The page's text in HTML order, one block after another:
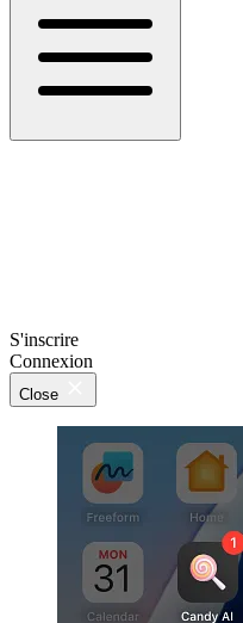
S'inscrire
Connexion
Close